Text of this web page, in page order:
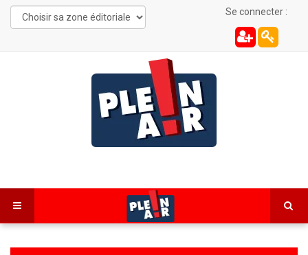
Se connecter :